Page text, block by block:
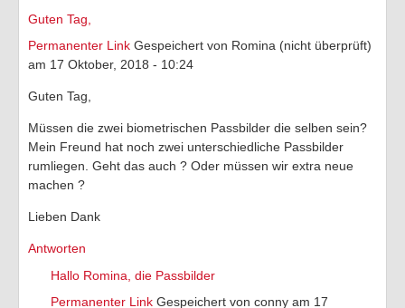
Guten Tag,
Permanenter Link Gespeichert von Romina (nicht überprüft)
am 17 Oktober, 2018 - 10:24
Guten Tag,
Müssen die zwei biometrischen Passbilder die selben sein?
Mein Freund hat noch zwei unterschiedliche Passbilder
rumliegen. Geht das auch ? Oder müssen wir extra neue
machen ?
Lieben Dank
Antworten
Hallo Romina, die Passbilder
Permanenter Link Gespeichert von conny am 17